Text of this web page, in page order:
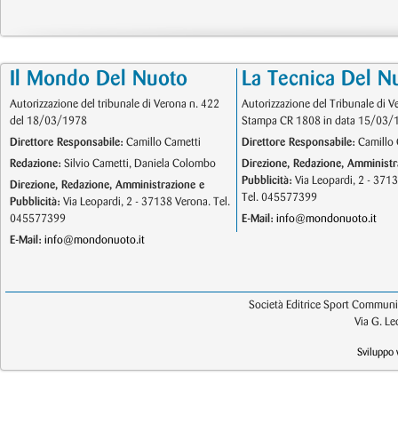
Il Mondo Del Nuoto
Autorizzazione del tribunale di Verona n. 422
del 18/03/1978
Direttore Responsabile: Camillo Cametti
Redazione: Silvio Cametti, Daniela Colombo
Direzione, Redazione, Amministrazione e
Pubblicità: Via Leopardi, 2 - 37138 Verona. Tel.
045577399
E-Mail: info@mondonuoto.it
La Tecnica Del
Autorizzazione del Tribunale di
Stampa CR 1808 in data 15/03/
Direttore Responsabile: Camillo
Direzione, Redazione,
Pubblicità: Via Leopardi, 2 -
Tel. 045577399
E-Mail: info@mondonuoto.it
Società Editrice Sport
Via G.
Sviluppo